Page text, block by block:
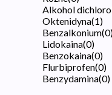
Alkohol
Oktenidyna(1)
Benzalkonium(0
Lidokaina(0)
Benzokaina(0)
Flurbiprofen(0)
Benzydamina(0)